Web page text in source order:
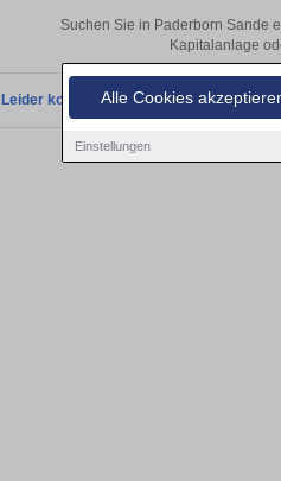
Alle Cookies
Einstellungen
Suchen Sie in Paderborn Sande
Kapitalanlage
Leider konnten wir derzeit keine